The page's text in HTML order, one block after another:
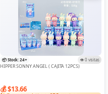
📦 Stock: 24+ 👁️ 0 visitas
HIPPER SONNY ANGEL ( CAJITA 12PCS)
💰 $13.66